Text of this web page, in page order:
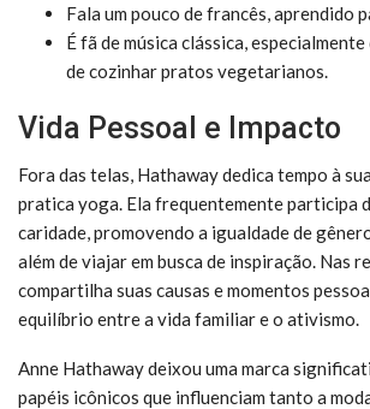
Fala um pouco de francês, aprendido
É fã de música clássica,
de cozinhar pratos vegetarianos.
Vida Pessoal e Impacto
Fora das telas, Hathaway dedica tempo à
pratica yoga. Ela frequentemente participa
caridade, promovendo a igualdade de
além de viajar em busca de inspiração. Nas
compartilha suas causas e momentos
equilíbrio entre a vida familiar e o ativismo.
Anne Hathaway deixou uma marca
papéis icônicos que influenciam tanto a